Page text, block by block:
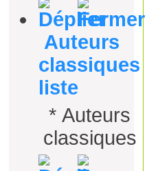
Auteurs
classiques
liste
* Auteurs
classiques